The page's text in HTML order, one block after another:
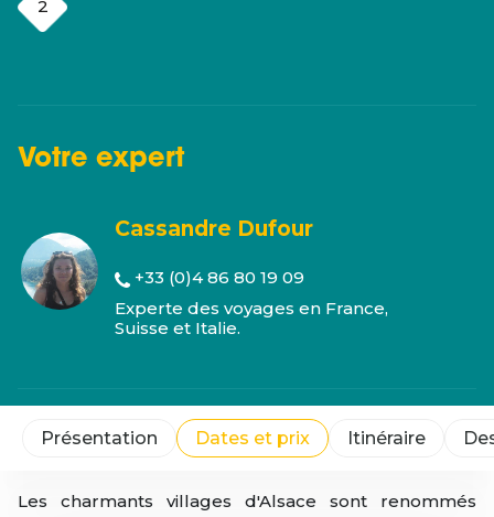
Votre expert
Cassandre Dufour
+33 (0)4 86 80 19 09
Experte des voyages en France,
Suisse et Italie.
Présentation Dates et prix Itinéraire
Les charmants villages d'Alsace sont renommés